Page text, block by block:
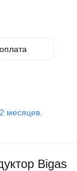
месяцев.
Bigas